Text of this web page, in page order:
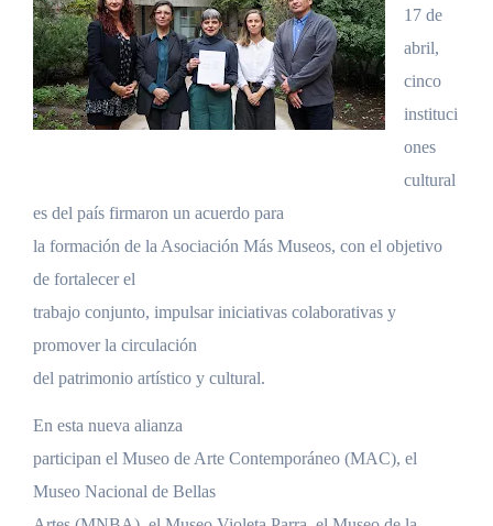
17 de
abril,
cinco
instituci
ones
cultural
es del país firmaron un acuerdo para
la formación de la Asociación Más Museos, con el objetivo
de fortalecer el
trabajo conjunto, impulsar iniciativas colaborativas y
promover la circulación
del patrimonio artístico y cultural.
En esta nueva alianza
participan el Museo de Arte Contemporáneo (MAC), el
Museo Nacional de Bellas